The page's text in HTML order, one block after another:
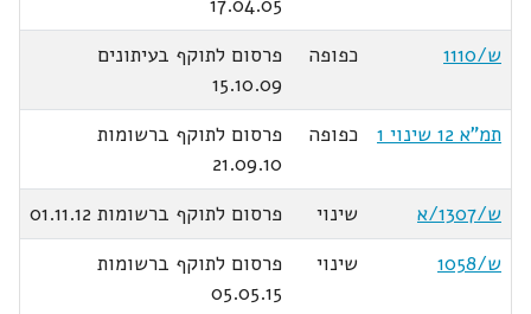
ש/1110
כפופה
פרסום לתוקף בעיתונים
15.10.09
תמ"א 12 שינוי 1
כפופה
פרסום לתוקף ברשומות
21.09.10
ש/1307/א
שינוי
פרסום לתוקף ברשומות 01.11.12
ש/1058
שינוי
פרסום לתוקף ברשומות
05.05.15